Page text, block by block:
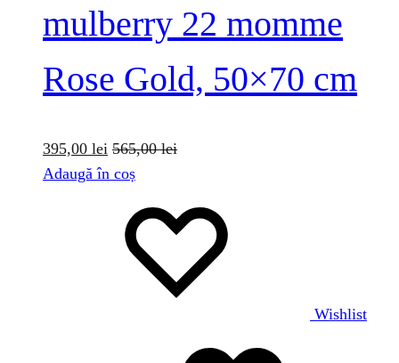
mulberry 22 momme
Rose Gold, 50×70 cm
395,00 lei 565,00lei
Adaugă în coș
Wishlist